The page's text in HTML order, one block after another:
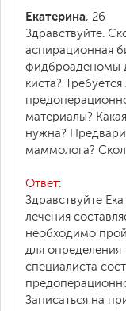
Екатерина, 26
Здравствуйте.
аспирационная
фидброаденомы
киста?
материалы?
нужна?
маммолога?
Ответ:
Здравствуйте
лечения
необходимо
для определения
специалиста
Записаться на